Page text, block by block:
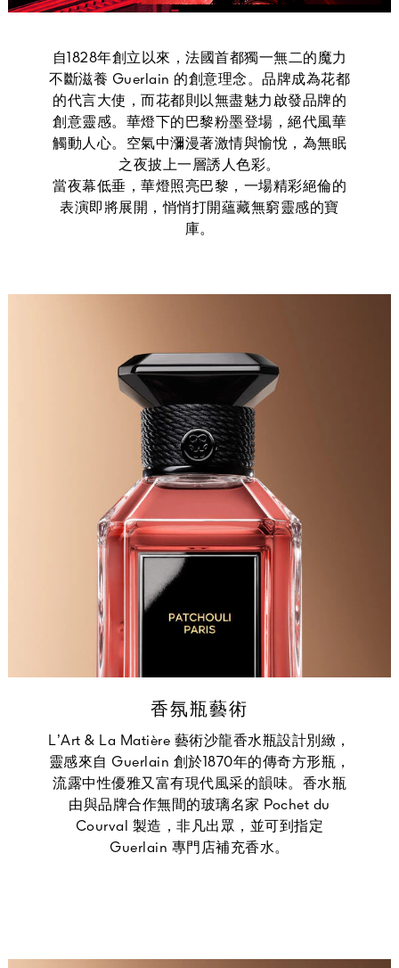
自1828年創立以來，法國首都獨一無二的魔力
不斷滋養 Guerlain 的創意理念。品牌成為花都
的代言大使，而花都則以無盡魅力啟發品牌的
創意靈感。華燈下的巴黎粉墨登場，絕代風華
觸動人心。空氣中瀰漫著激情與愉悅，為無眠
之夜披上一層誘人色彩。
當夜幕低垂，華燈照亮巴黎，一場精彩絕倫的
表演即將展開，悄悄打開蘊藏無窮靈感的寶
庫。
香氛瓶藝術
L’Art & La Matière 藝術沙龍香水瓶設計別緻，
靈感來自 Guerlain 創於1870年的傳奇方形瓶，
流露中性優雅又富有現代風采的韻味。香水瓶
由與品牌合作無間的玻璃名家 Pochet du
Courval 製造，非凡出眾，並可到指定
Guerlain 專門店補充香水。